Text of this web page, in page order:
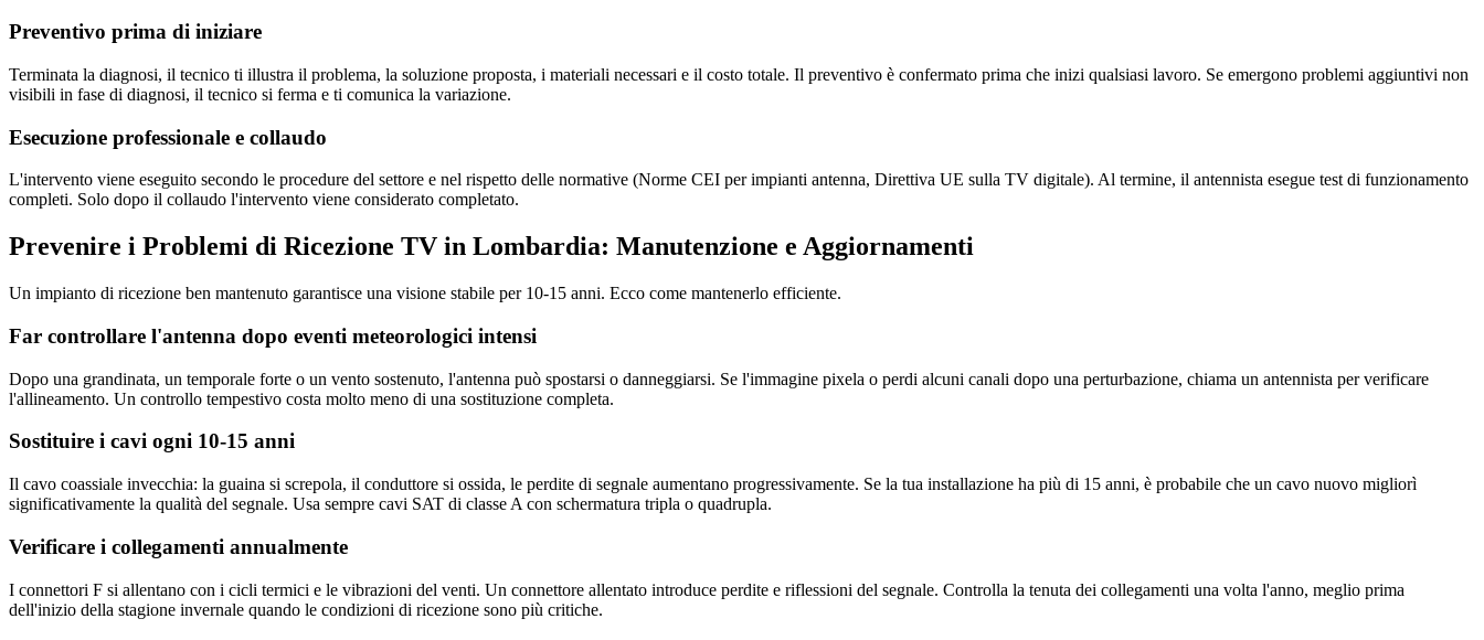
Preventivo prima di iniziare
Terminata la diagnosi, il tecnico ti illustra il problema, la soluzione proposta, i materiali necessari e il costo totale. Il preventivo è confermato prima che inizi qualsiasi lavoro. Se emergono problemi aggiuntivi non
visibili in fase di diagnosi, il tecnico si ferma e ti comunica la variazione.
Esecuzione professionale e collaudo
L'intervento viene eseguito secondo le procedure del settore e nel rispetto delle normative (Norme CEI per impianti antenna, Direttiva UE sulla TV digitale). Al termine, il antennista esegue test di funzionamento
completi. Solo dopo il collaudo l'intervento viene considerato completato.
Prevenire i Problemi di Ricezione TV in Lombardia: Manutenzione e Aggiornamenti
Un impianto di ricezione ben mantenuto garantisce una visione stabile per 10-15 anni. Ecco come mantenerlo efficiente.
Far controllare l'antenna dopo eventi meteorologici intensi
Dopo una grandinata, un temporale forte o un vento sostenuto, l'antenna può spostarsi o danneggiarsi. Se l'immagine pixela o perdi alcuni canali dopo una perturbazione, chiama un antennista per verificare
l'allineamento. Un controllo tempestivo costa molto meno di una sostituzione completa.
Sostituire i cavi ogni 10-15 anni
Il cavo coassiale invecchia: la guaina si screpola, il conduttore si ossida, le perdite di segnale aumentano progressivamente. Se la tua installazione ha più di 15 anni, è probabile che un cavo nuovo migliorì
significativamente la qualità del segnale. Usa sempre cavi SAT di classe A con schermatura tripla o quadrupla.
Verificare i collegamenti annualmente
I connettori F si allentano con i cicli termici e le vibrazioni del venti. Un connettore allentato introduce perdite e riflessioni del segnale. Controlla la tenuta dei collegamenti una volta l'anno, meglio prima
dell'inizio della stagione invernale quando le condizioni di ricezione sono più critiche.